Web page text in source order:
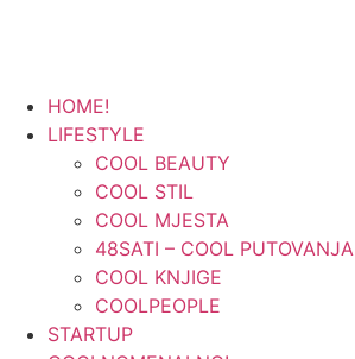
HOME!
LIFESTYLE
COOL BEAUTY
COOL STIL
COOL MJESTA
48SATI – COOL PUTOVANJA
COOL KNJIGE
COOLPEOPLE
STARTUP